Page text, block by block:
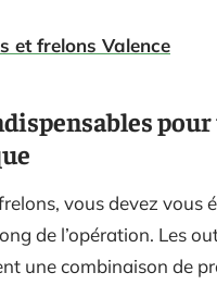
et frelons Valence
pour
vous devez vous
de l’opération. Les
une combinaison de